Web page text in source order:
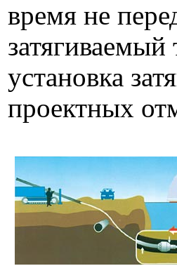
время не
установка
проектных